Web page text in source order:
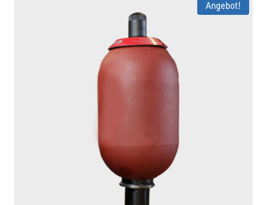
Angebot!